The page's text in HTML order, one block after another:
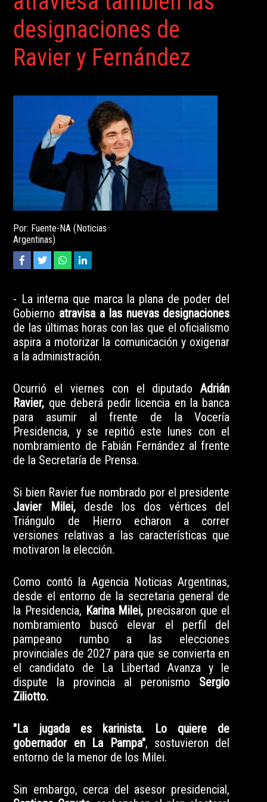
designaciones de
Ravier y Fernández
Por: Fuente-NA (Noticias
Argentinas)
- La interna que marca la plana de poder del
Gobierno atravisa a las nuevas designaciones
de las últimas horas con las que el oficialismo
aspira a motorizar la comunicación y oxigenar
a la administración.
Ocurrió el viernes con el diputadoAdrián
Ravier, que deberá pedir licencia en la banca
para asumir al frente de la Vocería
Presidencia, y se repitió este lunes con el
nombramiento de Fabián Fernández al frente
de la Secretaría de Prensa.
Si bien Ravier fue nombrado por el presidente
Javier Milei,desde los dos vértices del
Triángulo de Hierro echaron a correr
versiones relativas a las características que
motivaron la elección.
Como contó la Agencia Noticias Argentinas,
desde el entorno de la secretaria general de
la Presidencia, Karina Milei, precisaron que el
nombramiento buscó elevar el perfil del
pampeano rumbo a las elecciones
provinciales de 2027 para que se convierta en
el candidato de La Libertad Avanza y le
dispute la provincia al peronismo Sergio
Ziliotto.
"La jugada es karinista. Lo quiere de
gobernador en La Pampa", sostuvieron del
entorno de la menor de los Milei.
Sin embargo, cerca del asesor presidencial,